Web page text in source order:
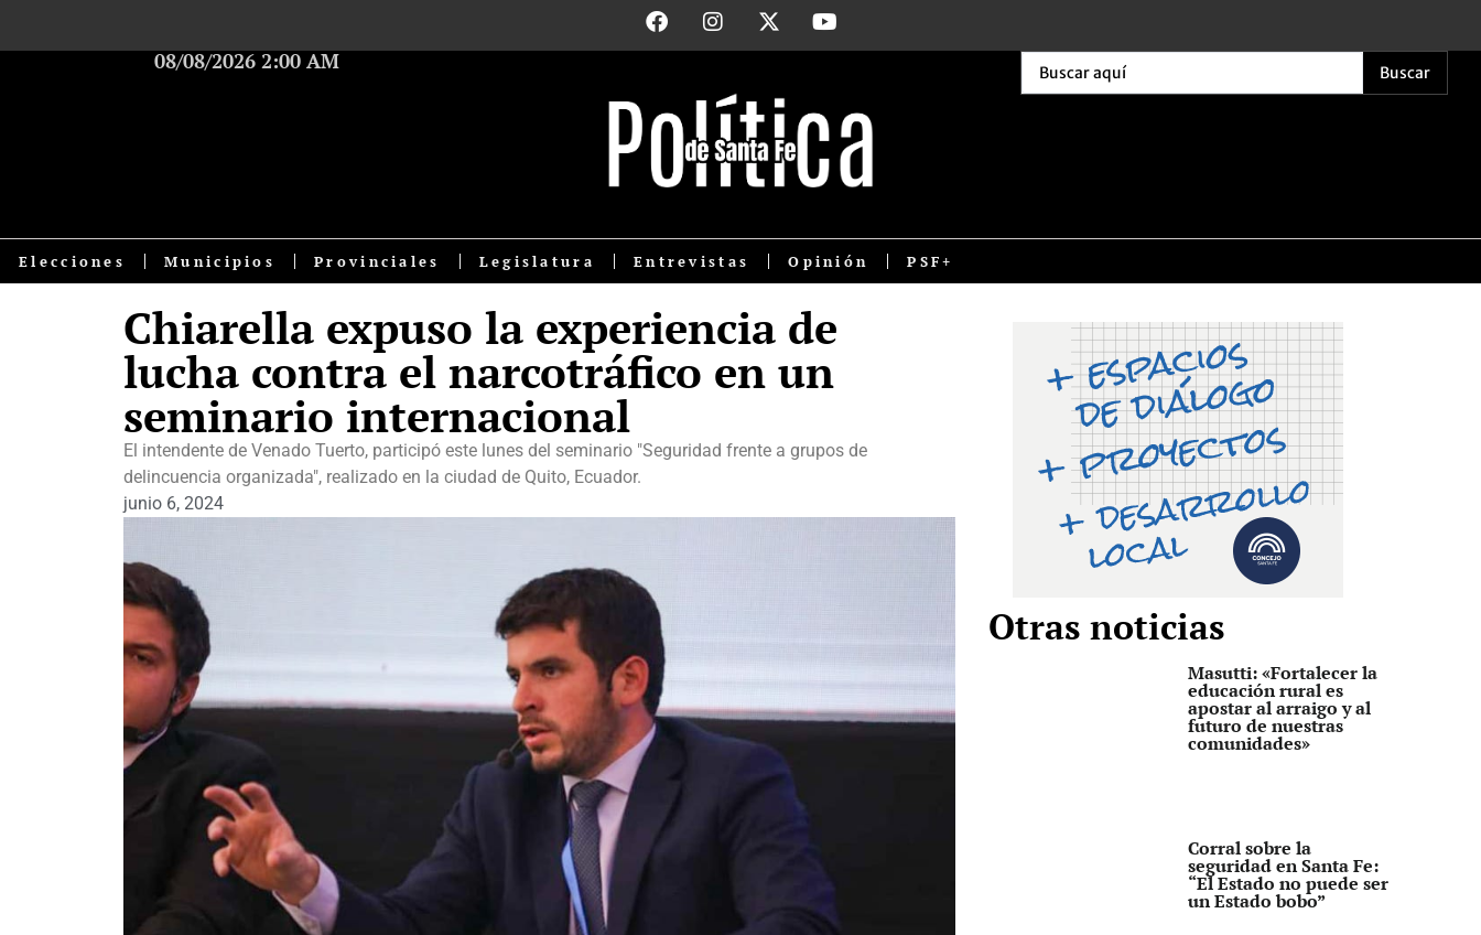
08/08/2026 2:00 AM Buscar
Elecciones Municipios Provinciales Legislatura Entrevistas Opinión PSF+
Chiarella expuso la experiencia de
lucha contra el narcotráfico en un
seminario internacional
El intendente de Venado Tuerto, participó este lunes del seminario "Seguridad frente a grupos de
delincuencia organizada", realizado en la ciudad de Quito, Ecuador.
junio 6, 2024
Otras noticias
Masutti: «Fortalecer la
educación rural es
apostar al arraigo y al
futuro de nuestras
comunidades»
Corral sobre la
seguridad en Santa Fe:
“El Estado no puede ser
un Estado bobo”